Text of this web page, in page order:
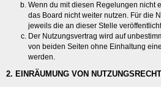
Wenn du mit diesen Regelungen nicht
das Board nicht weiter nutzen. Für die
jeweils die an dieser Stelle
Der Nutzungsvertrag wird auf
von beiden Seiten ohne Einhaltung
werden.
2. EINRÄUMUNG VON